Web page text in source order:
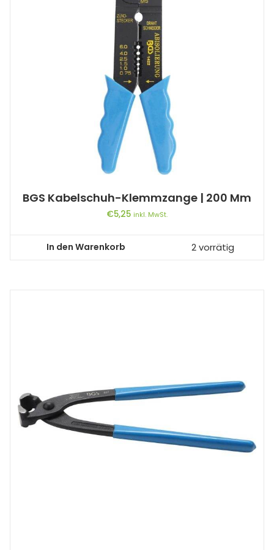
BGS Kabelschuh-Klemmzange | 200 Mm
€5,25 inkl. MwSt.
In den Warenkorb 2 vorrätig